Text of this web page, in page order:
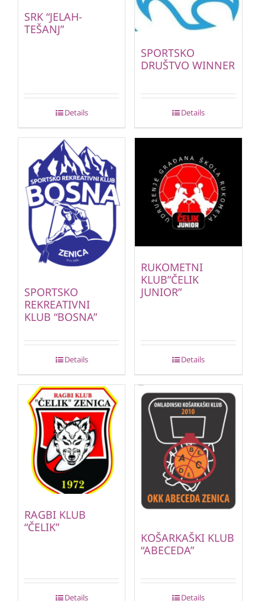
SRK “JELAH-
TEŠANJ”
Details
SPORTSKO
DRUŠTVO WINNER
Details
SPORTSKO
REKREATIVNI
KLUB “BOSNA”
Details
RUKOMETNI
KLUB”ČELIK
JUNIOR”
Details
RAGBI KLUB
“ČELIK”
Details
KOŠARKAŠKI KLUB
“ABECEDA”
Details